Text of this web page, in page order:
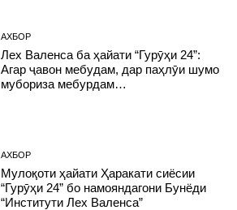
АХБОР
Лех Валенса ба ҳайати “Гурӯҳи 24”:
Агар ҷавон мебудам, дар паҳлӯи шумо
мубориза мебурдам…
АХБОР
Мулоқоти ҳайати Ҳаракати сиёсии
“Гурӯҳи 24” бо намояндагони Бунёди
“Институти Лех Валенса”